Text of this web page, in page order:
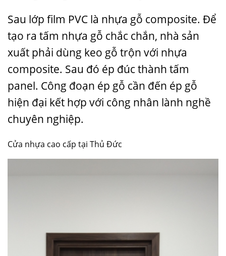
Sau lớp film PVC là nhựa gỗ composite. Để
tạo ra tấm nhựa gỗ chắc chắn, nhà sản
xuất phải dùng keo gỗ trộn với nhựa
composite. Sau đó ép đúc thành tấm
panel. Công đoạn ép gỗ cần đến ép gỗ
hiện đại kết hợp với công nhân lành nghề
chuyên nghiệp.
Cửa nhựa cao cấp tại Thủ Đức